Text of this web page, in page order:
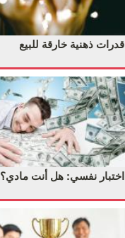
قدرات ذهنية خارقة للبيع
اختبار نفسي: هل أنت مادي؟